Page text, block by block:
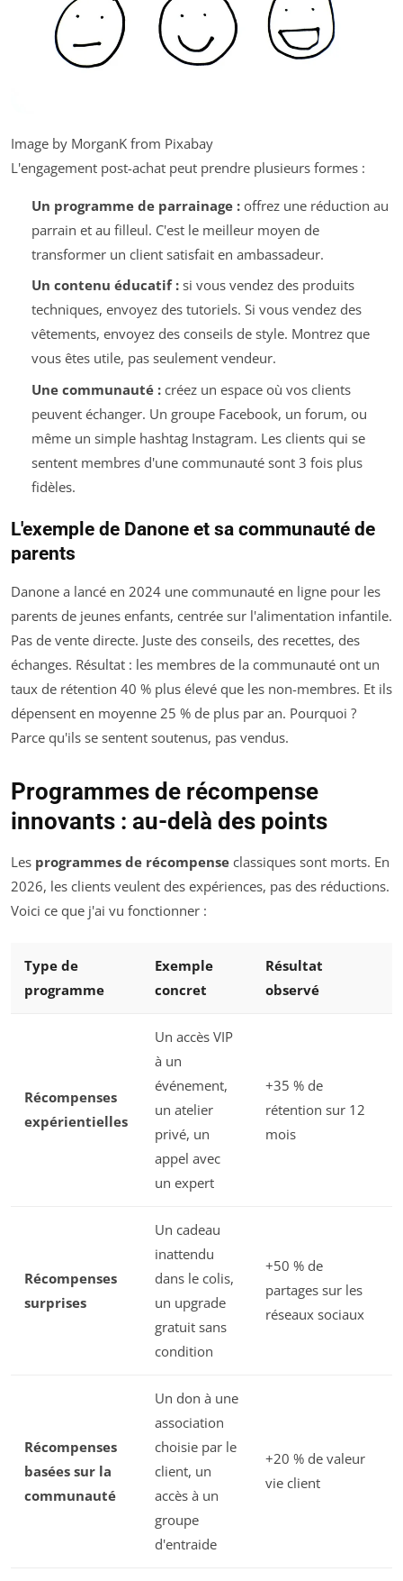
Image by MorganK from Pixabay
L'engagement post-achat peut prendre plusieurs formes :
Un programme de parrainage :offrez une réduction au
parrain et au filleul. C'est le meilleur moyen de
transformer un client satisfait en ambassadeur.
Un contenu éducatif :si vous vendez des produits
techniques, envoyez des tutoriels. Si vous vendez des
vêtements, envoyez des conseils de style. Montrez que
vous êtes utile, pas seulement vendeur.
Une communauté :créez un espace où vos clients
peuvent échanger. Un groupe Facebook, un forum, ou
même un simple hashtag Instagram. Les clients qui se
sentent membres d'une communauté sont 3 fois plus
fidèles.
L'exemple de Danone et sa communauté de
parents
Danone a lancé en 2024 une communauté en ligne pour les
parents de jeunes enfants, centrée sur l'alimentation infantile.
Pas de vente directe. Juste des conseils, des recettes, des
échanges. Résultat : les membres de la communauté ont un
taux de rétention 40 % plus élevé que les non-membres. Et ils
dépensent en moyenne 25 % de plus par an. Pourquoi ?
Parce qu'ils se sentent soutenus, pas vendus.
Programmes de récompense
innovants : au-delà des points
Les programmes de récompense classiques sont morts. En
2026, les clients veulent des expériences, pas des réductions.
Voici ce que j'ai vu fonctionner :
Type de
programme
Exemple
concret
Résultat
observé
Récompenses
expérientielles
Un accès VIP
à un
événement,
un atelier
privé, un
appel avec
un expert
+35 % de
rétention sur 12
mois
Récompenses
surprises
Un cadeau
inattendu
dans le colis,
un upgrade
gratuit sans
condition
+50 % de
partages sur les
réseaux sociaux
Récompenses
basées sur la
communauté
Un don à une
association
choisie par le
client, un
accès à un
groupe
d'entraide
+20 % de valeur
vie client